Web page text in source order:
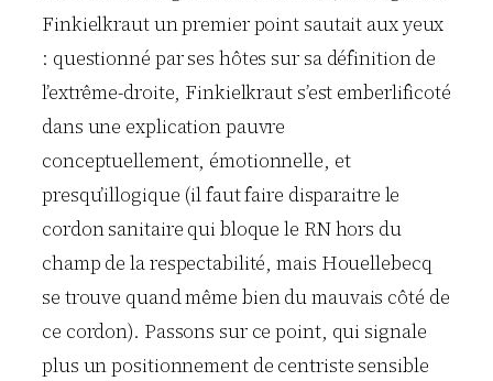
Finkielkraut un premier point sautait aux yeux
: questionné par ses hôtes sur sa définition de
l’extrême-droite, Finkielkraut s’est emberlificoté
dans une explication pauvre
conceptuellement, émotionnelle, et
presqu’illogique (il faut faire disparaitre le
cordon sanitaire qui bloque le RN hors du
champ de la respectabilité, mais Houellebecq
se trouve quand même bien du mauvais côté de
ce cordon). Passons sur ce point, qui signale
plus un positionnement de centriste sensible